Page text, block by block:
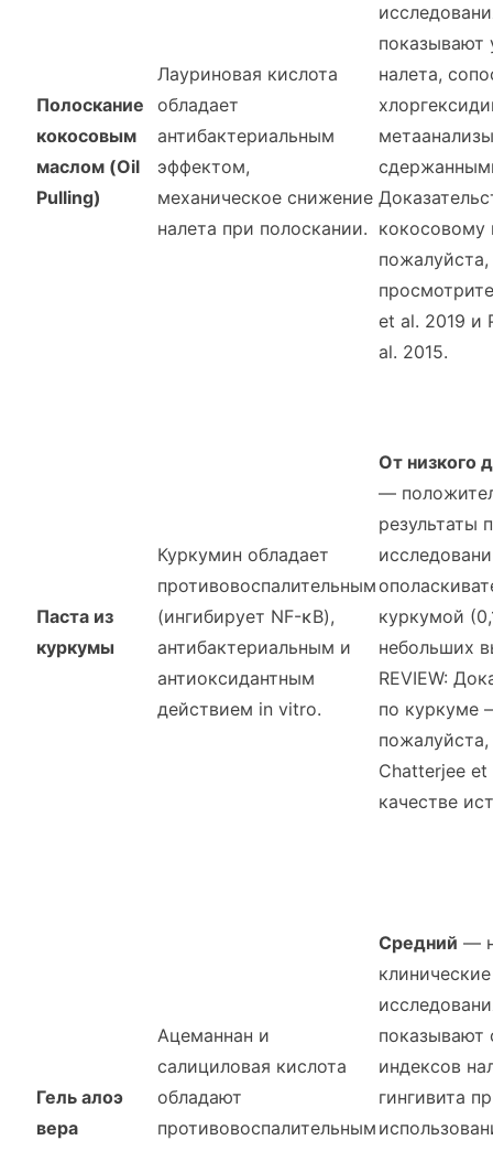
Полоскание
кокосовым
маслом (Oil
Pulling)
Лауриновая кислота
обладает
антибактериальным
эффектом,
механическое снижение
налета при полоскании.
показывают
налета,
пожалуйста,
et al. 2019 и
al. 2015.
Паста из
куркумы
Куркумин обладает
противовоспалительным
(ингибирует NF-κB),
антибактериальным и
антиоксидантным
действием in vitro.
От низкого
—
результаты
куркумой
небольших
REVIEW:
по куркуме
Chatterjee et
качестве
Гель алоэ
вера
Ацеманнан и
салициловая кислота
обладают
противовоспалительным
Средний —
клинические
показывают
индексов
гингивита